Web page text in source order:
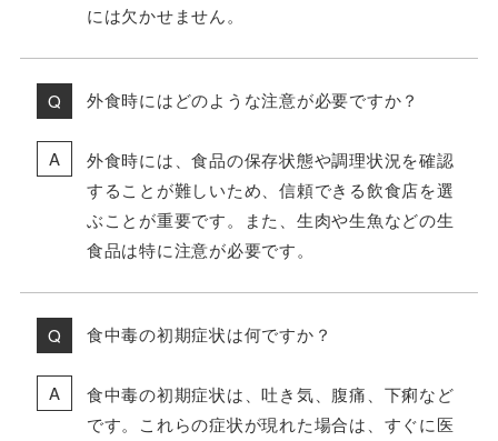
には欠かせません。
外食時にはどのような注意が必要ですか？
外食時には、食品の保存状態や調理状況を確認
することが難しいため、信頼できる飲食店を選
ぶことが重要です。また、生肉や生魚などの生
食品は特に注意が必要です。
食中毒の初期症状は何ですか？
食中毒の初期症状は、吐き気、腹痛、下痢など
です。これらの症状が現れた場合は、すぐに医